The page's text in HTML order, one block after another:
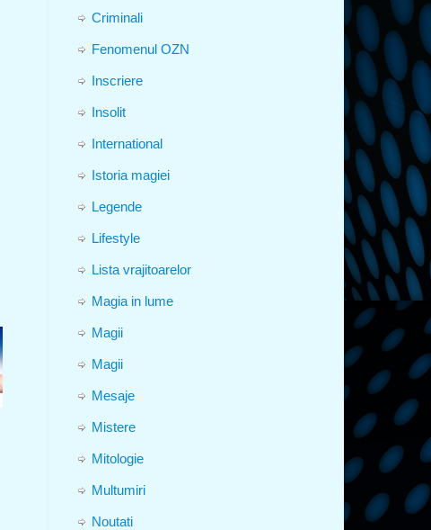
Criminali
Fenomenul OZN
Inscriere
Insolit
International
Istoria magiei
Legende
Lifestyle
Lista vrajitoarelor
Magia in lume
Magii
Magii
Mesaje
Mistere
Mitologie
Multumiri
Noutati